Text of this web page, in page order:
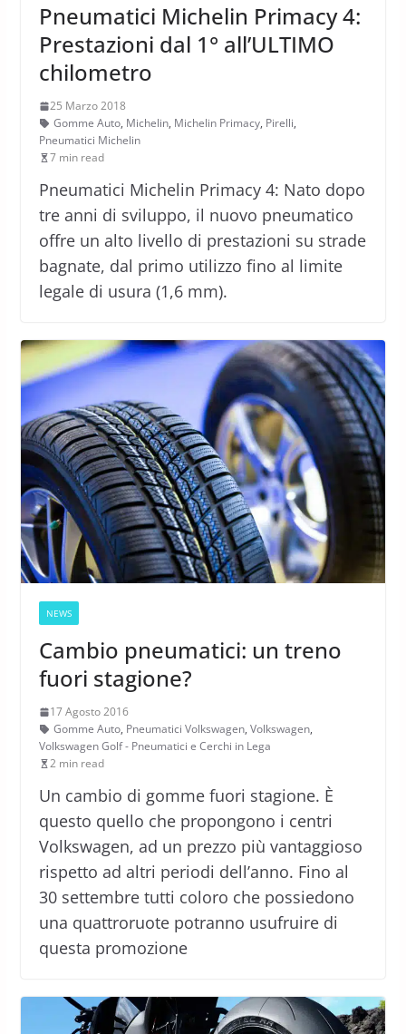
Pneumatici Michelin Primacy 4:
Prestazioni dal 1° all’ULTIMO
chilometro
25 Marzo 2018
Gomme Auto, Michelin, Michelin Primacy, Pirelli,
Pneumatici Michelin
7 min read
Pneumatici Michelin Primacy 4: Nato dopo
tre anni di sviluppo, il nuovo pneumatico
offre un alto livello di prestazioni su strade
bagnate, dal primo utilizzo fino al limite
legale di usura (1,6 mm).
NEWS
Cambio pneumatici: un treno
fuori stagione?
17 Agosto 2016
Gomme Auto, Pneumatici Volkswagen, Volkswagen,
Volkswagen Golf - Pneumatici e Cerchi in Lega
2 min read
Un cambio di gomme fuori stagione. È
questo quello che propongono i centri
Volkswagen, ad un prezzo più vantaggioso
rispetto ad altri periodi dell’anno. Fino al
30 settembre tutti coloro che possiedono
una quattroruote potranno usufruire di
questa promozione